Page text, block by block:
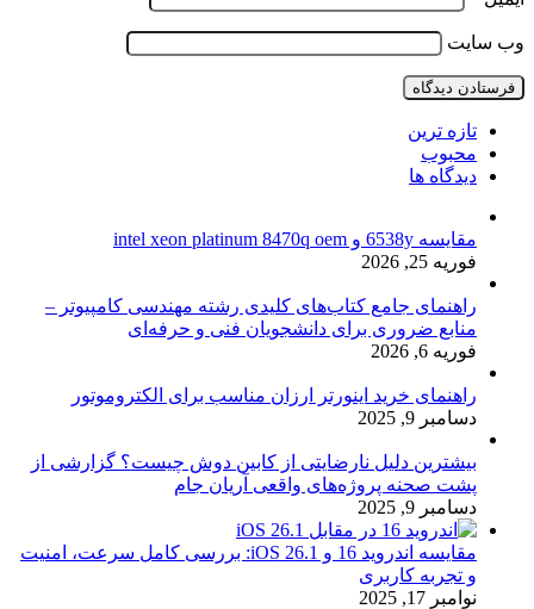
وب‌ سایت
تازه ترین
محبوب
دیدگاه ها
مقایسه 6538y و intel xeon platinum 8470q oem
فوریه 25, 2026
راهنمای جامع کتاب‌های کلیدی رشته مهندسی کامپیوتر –
منابع ضروری برای دانشجویان فنی و حرفه‌ای
فوریه 6, 2026
راهنمای خرید اینورتر ارزان مناسب برای الکتروموتور
دسامبر 9, 2025
بیشترین دلیل نارضایتی از کابین دوش چیست؟ گزارشی از
پشت صحنه پروژه‌های واقعی آریان جام
دسامبر 9, 2025
مقایسه اندروید 16 و iOS 26.1: بررسی کامل سرعت، امنیت
و تجربه کاربری
نوامبر 17, 2025